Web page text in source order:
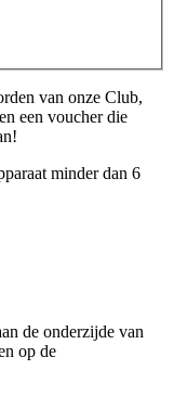
van onze Club,
een voucher die
minder dan 6
de onderzijde van
op de